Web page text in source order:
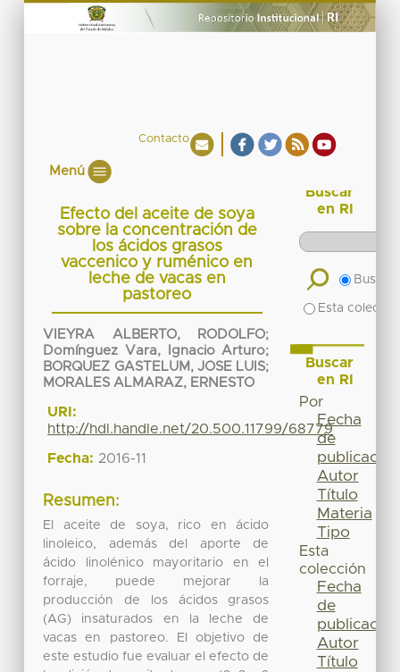
Contacto
Menú
Efecto del aceite de soya
sobre la concentración de
los ácidos grasos
vaccenico y ruménico en
leche de vacas en
pastoreo
VIEYRA ALBERTO, RODOLFO;
Domínguez Vara, Ignacio Arturo;
BORQUEZ GASTELUM, JOSE LUIS;
MORALES ALMARAZ, ERNESTO
URI:
http://hdl.handle.net/20.500.11799/68779
Fecha: 2016-11
Resumen:
El aceite de soya, rico en ácido
linoleico, además del aporte de
ácido linolénico mayoritario en el
forraje, puede mejorar la
producción de los ácidos grasos
(AG) insaturados en la leche de
vacas en pastoreo. El objetivo de
este estudio fue evaluar el efecto de
Buscar
en RI
Buscar
Esta
Buscar
en RI
Por
Fecha
de
publicación
Autor
Título
Materia
Tipo
Esta
colección
Fecha
de
publicación
Autor
Título